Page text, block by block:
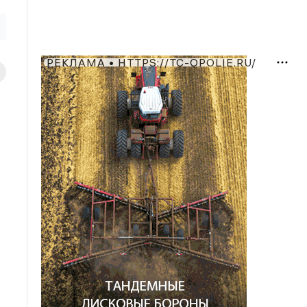
РЕКЛАМА • HTTPS://TC-OPOLIE.RU/